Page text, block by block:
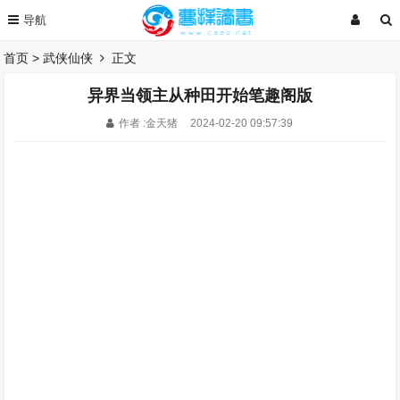
首页 >武侠仙侠 正文
异界当领主从种田开始笔趣阁版
作者 :金天猪 2024-02-20 09:57:39